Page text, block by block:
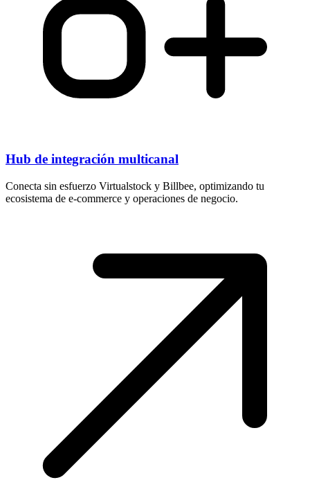
Hub de integración multicanal
Conecta sin esfuerzo Virtualstock y Billbee, optimizando tu
ecosistema de e-commerce y operaciones de negocio.